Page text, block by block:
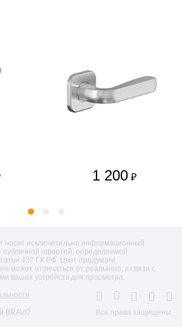
1 200 ₽
носит исключительно информационный
публичной офертой, определяемой
437 ГК РФ. Цвет продукции,
может отличаться от реального, в связи с
ваших устройств для просмотра.
BRAVO Все права защищены.